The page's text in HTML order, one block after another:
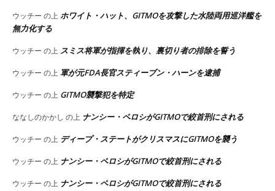
ウッチー の上 ホワイト・ハット、GITMOを攻撃した水陸両用巡洋艦を
無力化する
ウッチー の上 スミス将軍が指揮を執り、裏切り者の排除を誓う
ウッチー の上 軍が元FDA長官スティーブン・ハーンを逮捕
ウッチー の上 GITMO襲撃犯を特定
ななしのかかし の上 ナンシー・ペロシがGITMOで絞首刑にされる
ウッチー の上 ディープ・ステートがクリスマスにGITMOを襲う
ウッチー の上 ナンシー・ペロシがGITMOで絞首刑にされる
ウッチー の上 ナンシー・ペロシがGITMOで絞首刑にされる